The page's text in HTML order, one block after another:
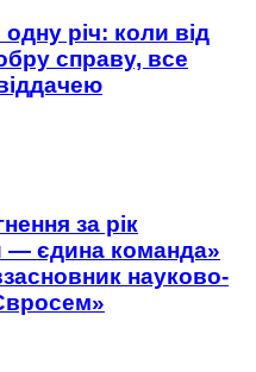
річ: коли від
справу, все
за рік
— єдина команда»
науково-